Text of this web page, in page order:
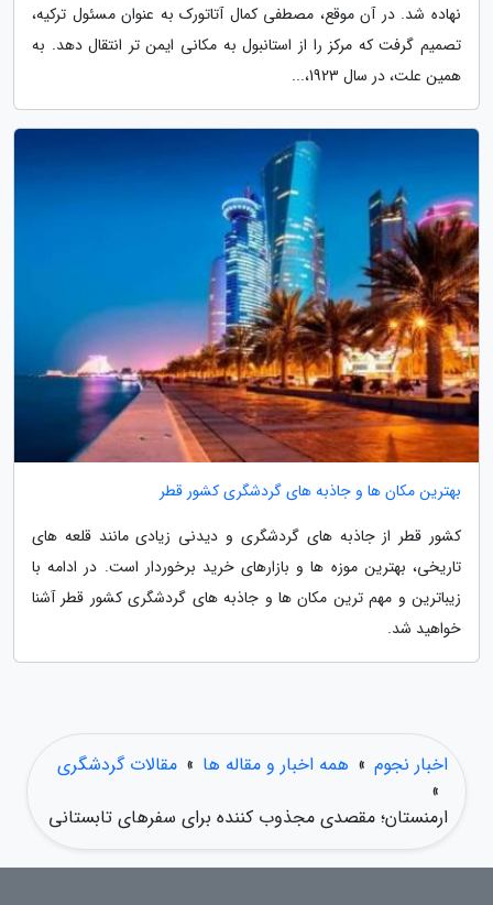
نهاده شد. در آن موقع، مصطفی کمال آتاتورک به عنوان مسئول ترکیه،
تصمیم گرفت که مرکز را از استانبول به مکانی ایمن تر انتقال دهد. به
همین علت، در سال 1923،...
بهترین مکان ها و جاذبه های گردشگری کشور قطر
کشور قطر از جاذبه های گردشگری و دیدنی زیادی مانند قلعه های
تاریخی، بهترین موزه ها و بازارهای خرید برخوردار است. در ادامه با
زیباترین و مهم ترین مکان ها و جاذبه های گردشگری کشور قطر آشنا
خواهید شد.
اخبار نجوم » همه اخبار و مقاله ها » مقالات گردشگری
»
ارمنستان؛ مقصدی مجذوب کننده برای سفرهای تابستانی